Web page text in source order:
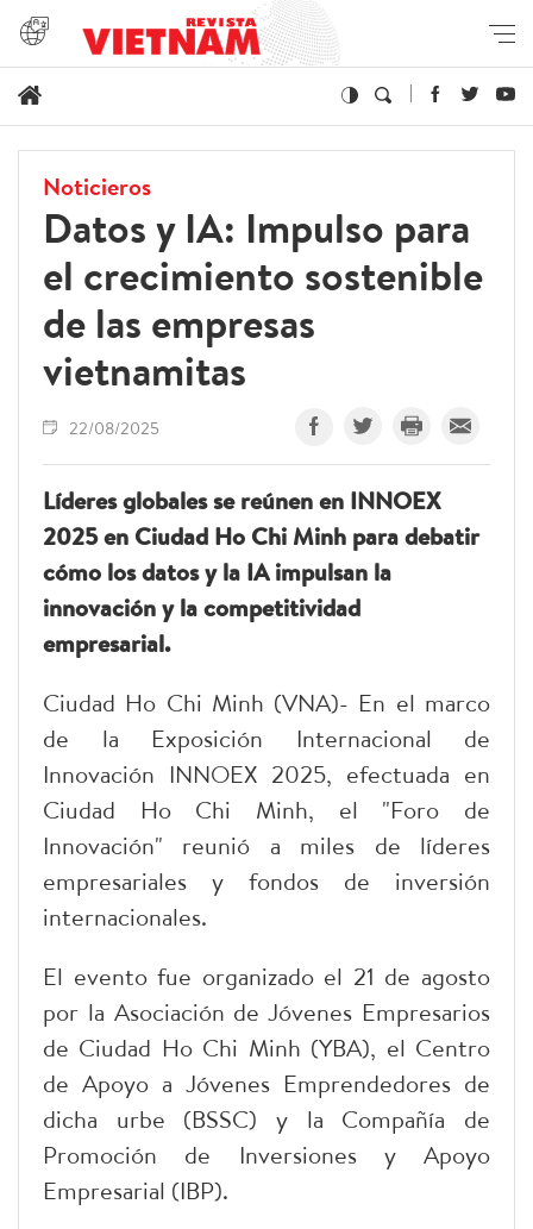
Noticieros
Datos y IA: Impulso para
el crecimiento sostenible
de las empresas
vietnamitas
22/08/2025
Líderes globales se reúnen en INNOEX
2025 en Ciudad Ho Chi Minh para debatir
cómo los datos y la IA impulsan la
innovación y la competitividad
empresarial.
Ciudad Ho Chi Minh (VNA)- En el marco
de la Exposición Internacional de
Innovación INNOEX 2025, efectuada en
Ciudad Ho Chi Minh, el "Foro de
Innovación" reunió a miles de líderes
empresariales y fondos de inversión
internacionales.
El evento fue organizado el 21 de agosto
por la Asociación de Jóvenes Empresarios
de Ciudad Ho Chi Minh (YBA), el Centro
de Apoyo a Jóvenes Emprendedores de
dicha urbe (BSSC) y la Compañía de
Promoción de Inversiones y Apoyo
Empresarial (IBP).